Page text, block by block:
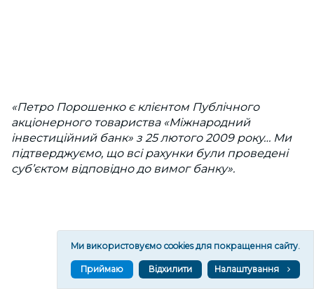
«Петро Порошенко є клієнтом Публічного
акціонерного товариства «Міжнародний
інвестиційний банк» з 25 лютого 2009 року… Ми
підтверджуємо, що всі рахунки були проведені
суб’єктом відповідно до вимог банку».
Ми використовуємо cookies для покращення сайту.
Приймаю Відхилити Налаштування